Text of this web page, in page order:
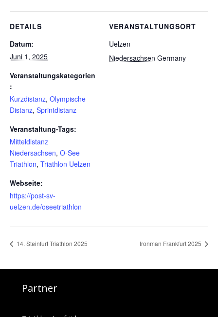
DETAILS
Datum:
Juni 1, 2025
Veranstaltungskategorien
:
Kurzdistanz, Olympische
Distanz, Sprintdistanz
Veranstaltung-Tags:
Mitteldistanz
Niedersachsen, O-See
Triathlon, Triathlon Uelzen
Webseite:
https://post-sv-
uelzen.de/oseetriathlon
VERANSTALTUNGSORT
Uelzen
Niedersachsen Germany
14. Steinfurt Triathlon 2025 Ironman Frankfurt 2025
Partner